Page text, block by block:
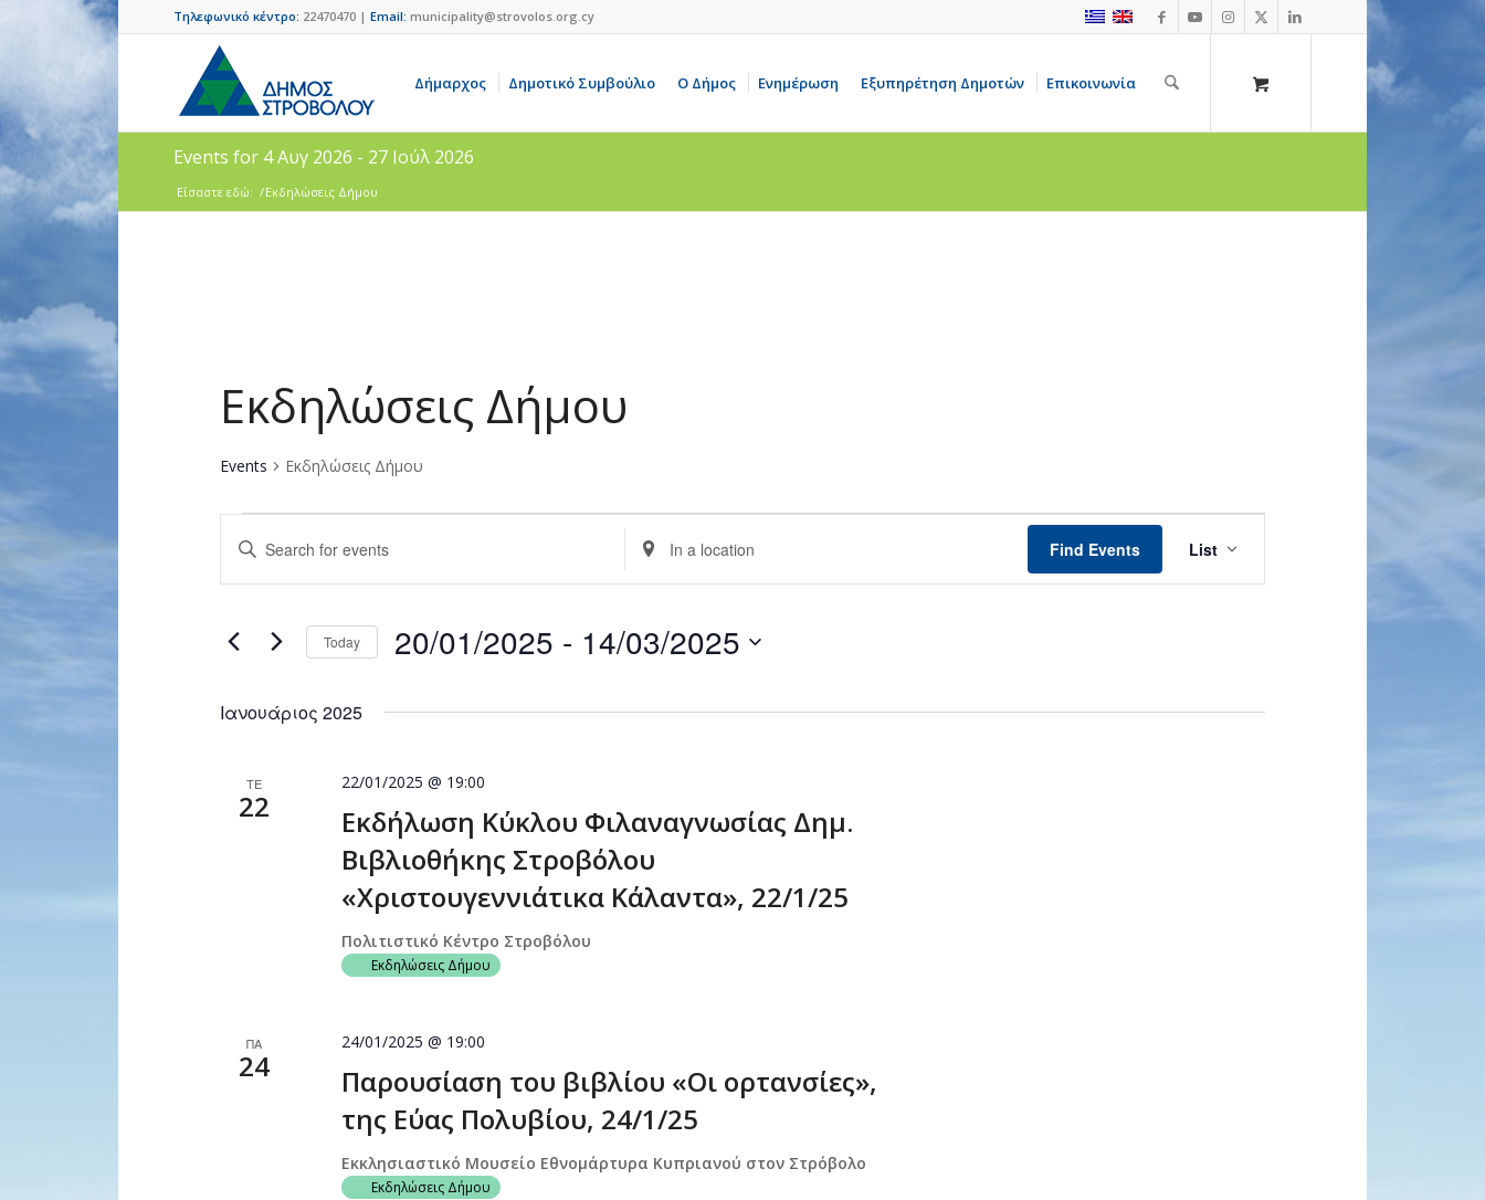
Τηλεφωνικό κέντρο: 22470470 | Email: municipality@strovolos.org.cy
Δήμαρχος Δημοτικό Συμβούλιο Ο Δήμος Ενημέρωση Εξυπηρέτηση Δημοτών Επικοινωνία
Events for 4 Αυγ 2026 - 27 Ιούλ 2026
Είσαστε εδώ: /Εκδηλώσεις Δήμου
Εκδηλώσεις Δήμου
Events Εκδηλώσεις Δήμου
Events
Search
and
Views
Navigation
Enter
Keyword.
Search
Events
Enter
Location.
Search
Events
by
Find Events
Views
List
Today 20/01/2025 - 14/03/2025
Ιανουάριος 2025
ΤΕ
22
Εκδήλωση Κύκλου Φιλαναγνωσίας Δημ.
Βιβλιοθήκης Στροβόλου
«Χριστουγεννιάτικα Κάλαντα», 22/1/25
22/01/2025 @ 19:00
Πολιτιστικό Κέντρο Στροβόλου
Εκδηλώσεις Δήμου
ΠΑ
24
Παρουσίαση του βιβλίου «Οι ορτανσίες»,
της Εύας Πολυβίου, 24/1/25
24/01/2025 @ 19:00
Εκκλησιαστικό Μουσείο Εθνομάρτυρα Κυπριανού στον Στρόβολο
Εκδηλώσεις Δήμου